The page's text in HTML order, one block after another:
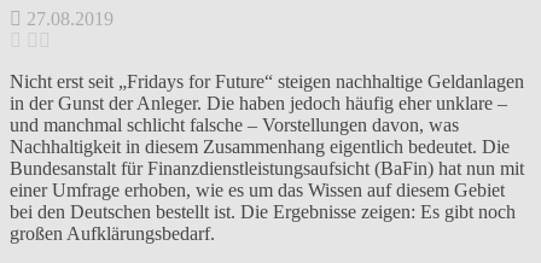
27.08.2019
Nicht erst seit „Fridays for Future“ steigen nachhaltige Geldanlagen
in der Gunst der Anleger. Die haben jedoch häufig eher unklare –
und manchmal schlicht falsche – Vorstellungen davon, was
Nachhaltigkeit in diesem Zusammenhang eigentlich bedeutet. Die
Bundesanstalt für Finanzdienstleistungsaufsicht (BaFin) hat nun mit
einer Umfrage erhoben, wie es um das Wissen auf diesem Gebiet
bei den Deutschen bestellt ist. Die Ergebnisse zeigen: Es gibt noch
großen Aufklärungsbedarf.